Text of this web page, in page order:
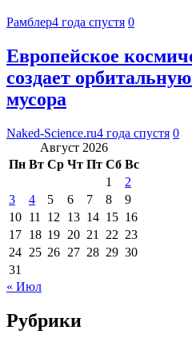
Рамблер4 года спустя 0
Европейское
создает
мусора
Naked-Science.ru4 года спустя 0
Август 2026
Пн Вт Ср Чт Пт Сб Вс
1
2
3
4 5 6 7 8
9
10 11 12 13 14 15 16
17 18 19 20 21 22 23
24 25 26 27 28 29 30
31
« Июл
Рубрики